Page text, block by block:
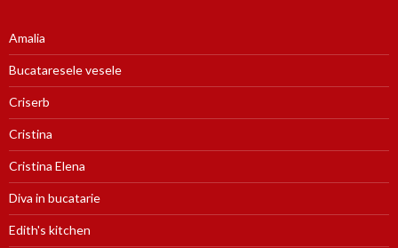
Amalia
Bucataresele vesele
Criserb
Cristina
Cristina Elena
Diva in bucatarie
Edith's kitchen